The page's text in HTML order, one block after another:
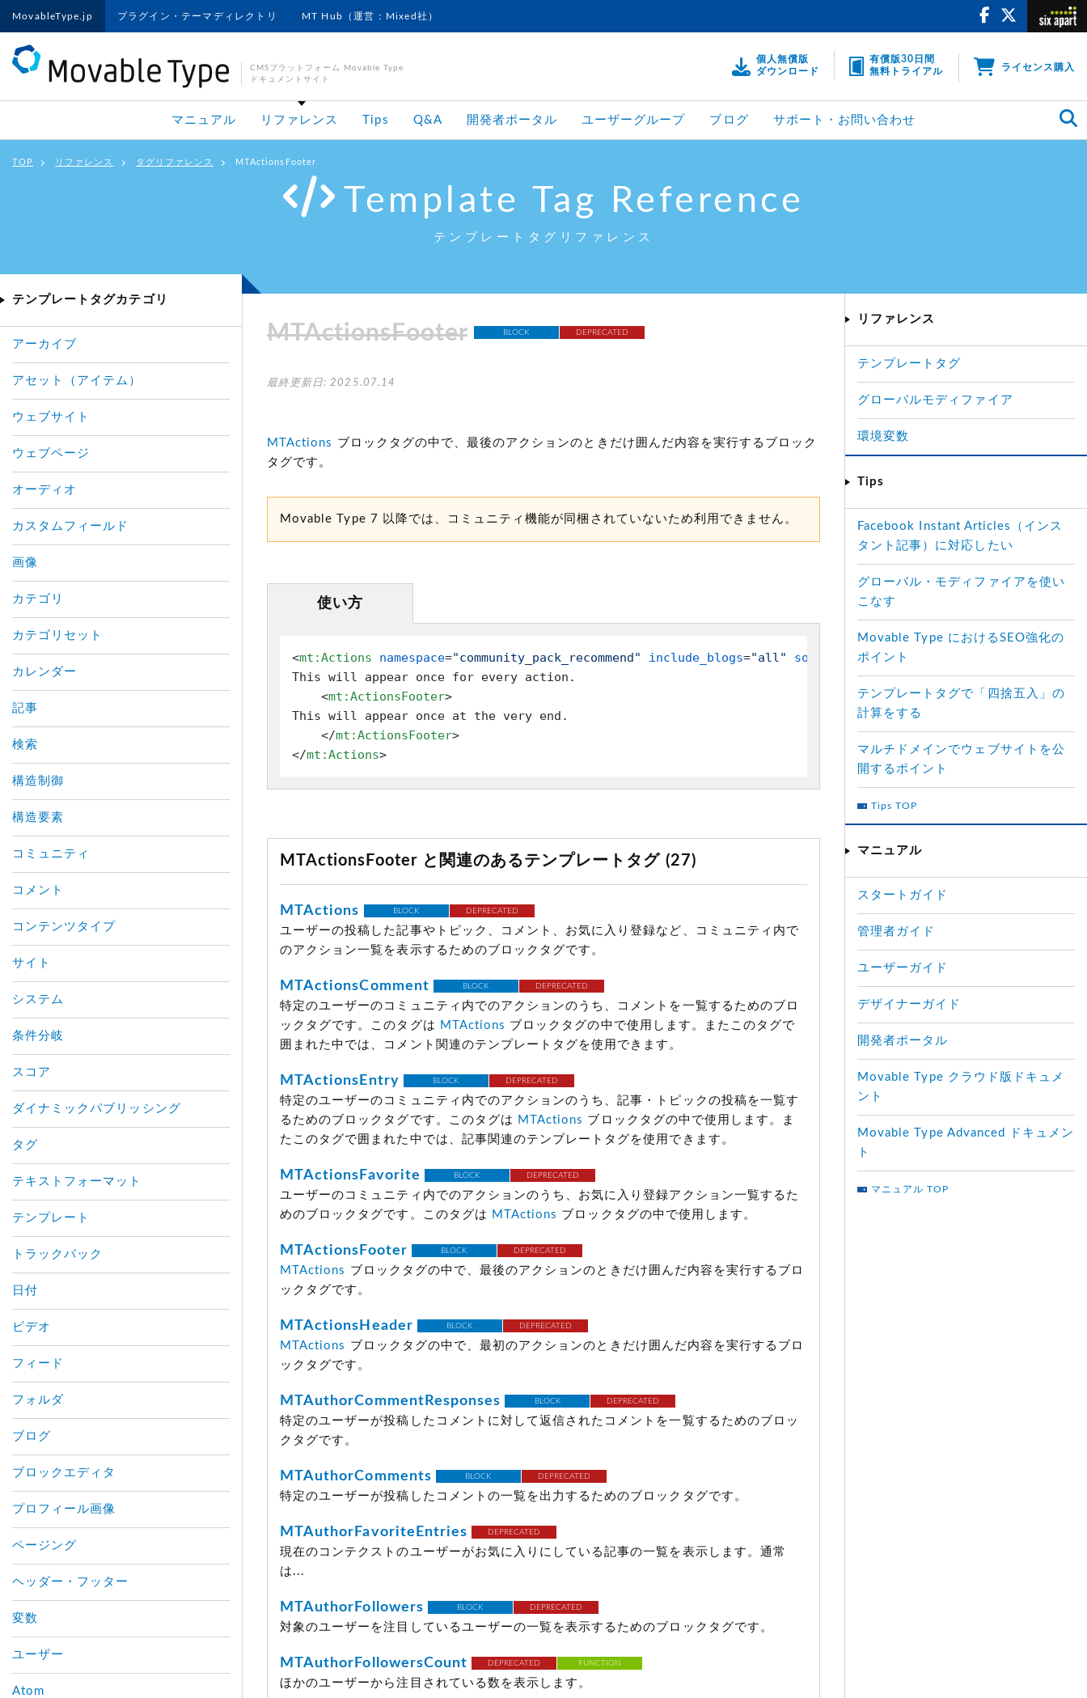
MovableType.jp プラグイン・テーマディレクトリ MT Hub（運営：Mixed社）
CMSプラットフォーム Movable Type
ドキュメントサイト
個人無償版
ダウンロード
有償版30日間
無料トライアル
ライセンス購入
マニュアル リファレンス Tips Q&A 開発者ポータル ユーザーグループ ブログ サポート・お問い合わせ
TOP リファレンス タグリファレンス MTActionsFooter
Template Tag Reference
テンプレートタグリファレンス
MTActionsFooter BLOCK DEPRECATED
最終更新日: 2025.07.14
MTActions ブロックタグの中で、最後のアクションのときだけ囲んだ内容を実行するブロック
タグです。
Movable Type 7 以降では、コミュニティ機能が同梱されていないため利用できません。
使い方
<mt:Actions namespace="community_pack_recommend" include_blogs="all" sort_order="descend"
This will appear once for every action.
<mt:ActionsFooter>
This will appear once at the very end.
</mt:ActionsFooter>
</mt:Actions>
MTActionsFooter と関連のあるテンプレートタグ (27)
MTActions BLOCK DEPRECATED
ユーザーの投稿した記事やトピック、コメント、お気に入り登録など、コミュニティ内で
のアクション一覧を表示するためのブロックタグです。
MTActionsComment BLOCK DEPRECATED
特定のユーザーのコミュニティ内でのアクションのうち、コメントを一覧するためのブロ
ックタグです。このタグは MTActions ブロックタグの中で使用します。またこのタグで
囲まれた中では、コメント関連のテンプレートタグを使用できます。
MTActionsEntry BLOCK DEPRECATED
特定のユーザーのコミュニティ内でのアクションのうち、記事・トピックの投稿を一覧す
るためのブロックタグです。このタグは MTActions ブロックタグの中で使用します。ま
たこのタグで囲まれた中では、記事関連のテンプレートタグを使用できます。
MTActionsFavorite BLOCK DEPRECATED
ユーザーのコミュニティ内でのアクションのうち、お気に入り登録アクション一覧するた
めのブロックタグです。このタグは MTActions ブロックタグの中で使用します。
MTActionsFooter BLOCK DEPRECATED
MTActions ブロックタグの中で、最後のアクションのときだけ囲んだ内容を実行するブロ
ックタグです。
MTActionsHeader BLOCK DEPRECATED
MTActions ブロックタグの中で、最初のアクションのときだけ囲んだ内容を実行するブロ
ックタグです。
MTAuthorCommentResponses BLOCK DEPRECATED
特定のユーザーが投稿したコメントに対して返信されたコメントを一覧するためのブロッ
クタグです。
MTAuthorComments BLOCK DEPRECATED
特定のユーザーが投稿したコメントの一覧を出力するためのブロックタグです。
MTAuthorFavoriteEntries DEPRECATED
現在のコンテクストのユーザーがお気に入りにしている記事の一覧を表示します。通常
は...
MTAuthorFollowers BLOCK DEPRECATED
対象のユーザーを注目しているユーザーの一覧を表示するためのブロックタグです。
MTAuthorFollowersCount DEPRECATED FUNCTION
ほかのユーザーから注目されている数を表示します。
テンプレートタグカテゴリ
アーカイブ
アセット（アイテム）
ウェブサイト
ウェブページ
オーディオ
カスタムフィールド
画像
カテゴリ
カテゴリセット
カレンダー
記事
検索
構造制御
構造要素
コミュニティ
コメント
コンテンツタイプ
サイト
システム
条件分岐
スコア
ダイナミックパブリッシング
タグ
テキストフォーマット
テンプレート
トラックバック
日付
ビデオ
フィード
フォルダ
ブログ
ブロックエディタ
プロフィール画像
ページング
ヘッダー・フッター
変数
ユーザー
Atom
リファレンス
テンプレートタグ
グローバルモディファイア
環境変数
Tips
Facebook Instant Articles（インス
タント記事）に対応したい
グローバル・モディファイアを使い
こなす
Movable Type におけるSEO強化の
ポイント
テンプレートタグで「四捨五入」の
計算をする
マルチドメインでウェブサイトを公
開するポイント
Tips TOP
マニュアル
スタートガイド
管理者ガイド
ユーザーガイド
デザイナーガイド
開発者ポータル
Movable Type クラウド版ドキュメ
ント
Movable Type Advanced ドキュメン
ト
マニュアル TOP